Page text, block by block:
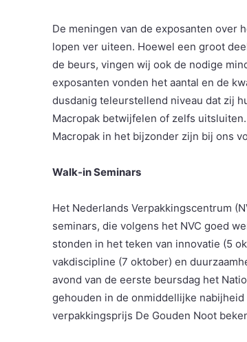
De meningen van de exposanten over
lopen ver uiteen. Hoewel een groot
de beurs, vingen wij ook de nodige
exposanten vonden het aantal en de
dusdanig teleurstellend niveau dat zij
Macropak betwijfelen of zelfs
Macropak in het bijzonder zijn bij ons
Walk-in Seminars
Het Nederlands Verpakkingscentrum
seminars, die volgens het NVC goed
stonden in het teken van innovatie (5
vakdiscipline (7 oktober) en
avond van de eerste beursdag het
gehouden in de onmiddellijke
verpakkingsprijs De Gouden Noot